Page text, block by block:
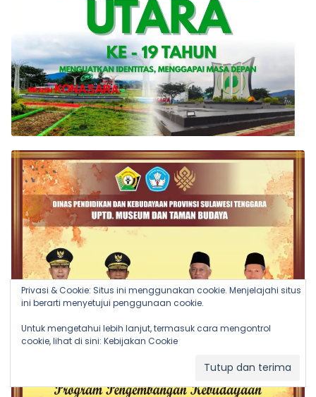
Privasi & Cookie: Situs ini menggunakan cookie. Menjelajahi situs
ini berarti menyetujui penggunaan cookie.
Untuk mengetahui lebih lanjut, termasuk cara mengontrol
cookie, lihat di sini: Kebijakan Cookie